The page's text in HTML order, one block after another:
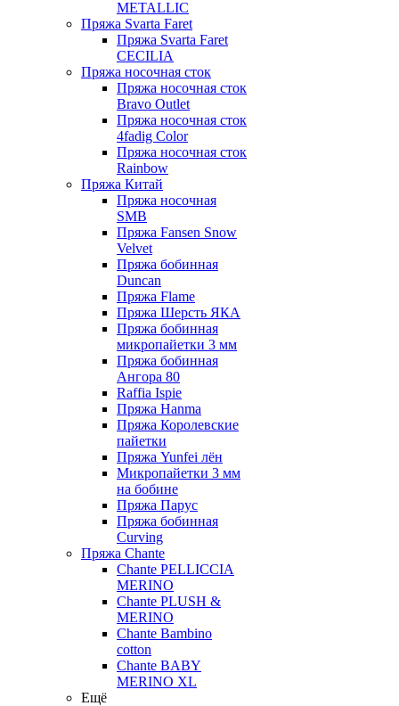
METALLIC
Пряжа Svarta Faret
Пряжа Svarta Faret
CECILIA
Пряжа носочная сток
Пряжа носочная сток
Bravo Outlet
Пряжа носочная сток
4fadig Color
Пряжа носочная сток
Rainbow
Пряжа Китай
Пряжа носочная
SMB
Пряжа Fansen Snow
Velvet
Пряжа бобинная
Duncan
Пряжа Flame
Пряжа Шерсть ЯКА
Пряжа бобинная
микропайетки 3 мм
Пряжа бобинная
Ангора 80
Raffia Ispie
Пряжа Hanma
Пряжа Королевские
пайетки
Пряжа Yunfei лён
Микропайетки 3 мм
на бобине
Пряжа Парус
Пряжа бобинная
Curving
Пряжа Chante
Chante PELLICCIA
MERINO
Chante PLUSH &
MERINO
Chante Bambino
cotton
Chante BABY
MERINO XL
Ещё